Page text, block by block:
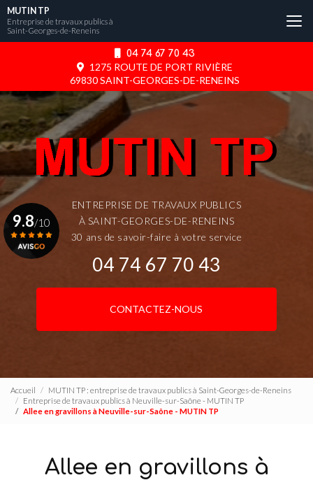
Aller
au
contenu
04 74 67 70 43
1275 ROUTE DE PORT RIVIÈRE
69830 SAINT-GEORGES-DE-RENEINS
MUTIN TP
Entreprise de travaux publics à
Saint-Georges-de-Reneins
ENTREPRISE DE TRAVAUX PUBLICS
À SAINT-GEORGES-DE-RENEINS
30 ans de savoir-faire à votre service
04 74 67 70 43
CONTACTEZ-NOUS
9.8/10
Accueil
MUTIN TP : entreprise de travaux publics à Saint-Georges-de-Reneins
Entreprise de travaux publics à Neuville-sur-Saône - MUTIN TP
Allee en gravillons à Neuville-sur-Saône - MUTIN TP
Allee en gravillons à